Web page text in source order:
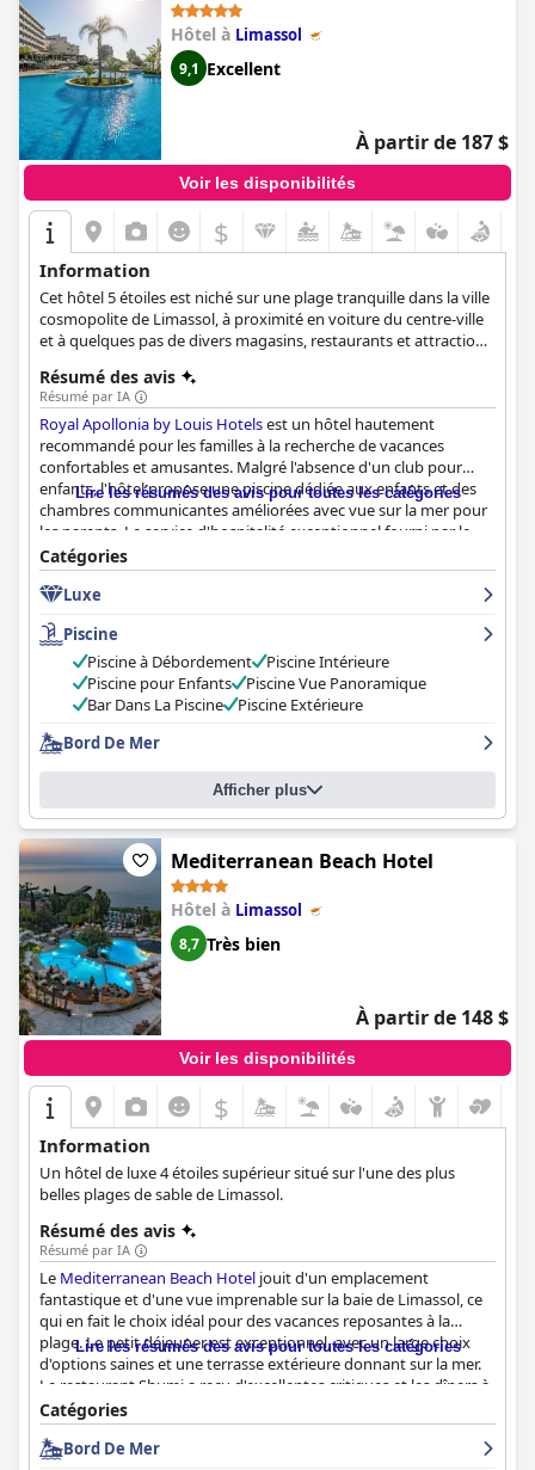
Hôtel à Limassol
9,1 Excellent
À partir de 187 $
Voir les disponibilités
$
Information
Cet hôtel 5 étoiles est niché sur une plage tranquille dans la ville
cosmopolite de Limassol, à proximité en voiture du centre-ville
et à quelques pas de divers magasins, restaurants et attractions
déguster une cuisine gastronomique, organiser des réunions
d'affaires ou d'autres types d'événements dans les locaux
modernes de l'hôtel et passer des vacances des plus agréables
et relaxantes.
Résumé des avis
Résumé par IA
Royal Apollonia by Louis Hotelsest un hôtel hautement
recommandé pour les familles à la recherche de vacances
confortables et amusantes. Malgré l'absence d'un club pour
enfants, l'hôtel propose une piscine dédiée aux enfants et des
chambres communicantes améliorées avec vue sur la mer pour
les parents. Le service d'hospitalité exceptionnel fourni par le
personnel amical comme Elena, Corina et Stella garantit que les
familles se sentent bien accueillies et en sécurité. L'hôtel
propose également un service de divertissement pour les
enfants et offre gratuitement le petit déjeuner et le dîner aux
enfants, ce qui en fait une destination idéale pour les familles.
Lire les résumés des avis pour toutes les catégories
Catégories
Luxe
Piscine
Piscine à Débordement
Piscine Intérieure
Piscine pour Enfants
Piscine Vue Panoramique
Bar Dans La Piscine
Piscine Extérieure
Bord De Mer
Afficher plus
Mediterranean Beach Hotel
Hôtel à Limassol
8,7 Très bien
À partir de 148 $
Voir les disponibilités
$
Information
Un hôtel de luxe 4 étoiles supérieur situé sur l'une des plus
belles plages de sable de Limassol.
Résumé des avis
Résumé par IA
Le Mediterranean Beach Hotel jouit d'un emplacement
fantastique et d'une vue imprenable sur la baie de Limassol, ce
qui en fait le choix idéal pour des vacances reposantes à la
plage. Le petit déjeuner est exceptionnel, avec un large choix
d'options saines et une terrasse extérieure donnant sur la mer.
Le restaurant Shumi a reçu d'excellentes critiques et les dîners à
thème ont également été très appréciés. Les chambres sont
bien aménagées, propres et rénovées, avec des lits confortables
et des équipements tels qu'une bouilloire et une douche à
Lire les résumés des avis pour toutes les catégories
Catégories
Bord De Mer